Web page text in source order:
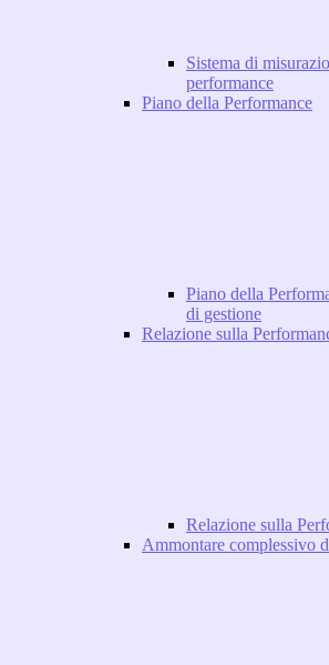
Sistema di
performance
Piano della Performance
Piano della
di gestione
Relazione sulla
Relazione sulla
Ammontare complessivo